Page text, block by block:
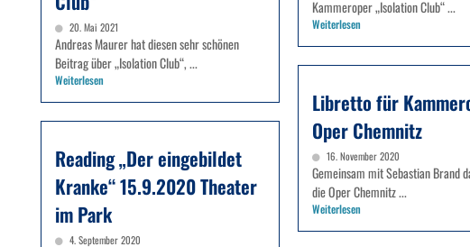
Kammeroper „Isolation Club“ ...
Weiterlesen
20. Mai 2021
Andreas Maurer hat diesen sehr schönen
Beitrag über „Isolation Club“, ...
Weiterlesen
Libretto für
Oper Chemnitz
16. November 2020
Gemeinsam mit Sebastian Brand
die Oper Chemnitz ...
Weiterlesen
Reading „Der eingebildet
Kranke“ 15.9.2020 Theater
im Park
4. September 2020